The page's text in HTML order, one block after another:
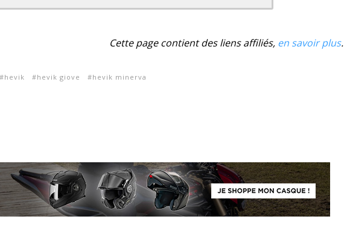
Cette page contient des liens affiliés, en savoir plus.
hevik hevik giove hevik minerva